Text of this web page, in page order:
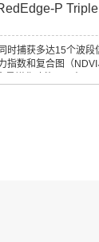
P Triple
时捕获多达15个波段
指数和复合图（NDVI